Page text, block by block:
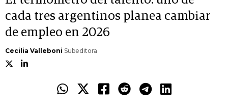
cada tres argentinos planea cambiar
de empleo en 2026
Cecilia Valleboni Subeditora